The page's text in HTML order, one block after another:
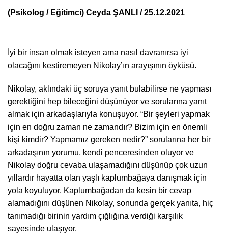
(Psikolog / Eğitimci) Ceyda ŞANLI / 25.12.2021
İyi bir insan olmak isteyen ama nasıl davranırsa iyi
olacağını kestiremeyen Nikolay’ın arayışının öyküsü.
Nikolay, aklındaki üç soruya yanıt bulabilirse ne yapması
gerektiğini hep bileceğini düşünüyor ve sorularına yanıt
almak için arkadaşlarıyla konuşuyor. “Bir şeyleri yapmak
için en doğru zaman ne zamandır? Bizim için en önemli
kişi kimdir? Yapmamız gereken nedir?” sorularına her bir
arkadaşının yorumu, kendi penceresinden oluyor ve
Nikolay doğru cevaba ulaşamadığını düşünüp çok uzun
yıllardır hayatta olan yaşlı kaplumbağaya danışmak için
yola koyuluyor. Kaplumbağadan da kesin bir cevap
alamadığını düşünen Nikolay, sonunda gerçek yanıta, hiç
tanımadığı birinin yardım çığlığına verdiği karşılık
sayesinde ulaşıyor.